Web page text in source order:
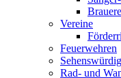
Vereine
Feuerwehren
Rad- und